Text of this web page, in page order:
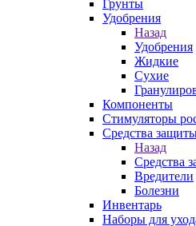
Грунты
Удобрения
Назад
Удобрения
Жидкие
Сухие
Компоненты
Стимуляторы
Средства
Назад
Средства
Вредители
Болезни
Инвентарь
Наборы для